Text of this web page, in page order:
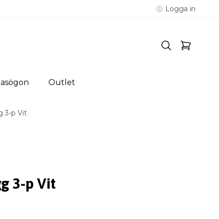
Logga in
Outlet
3-p Vit
3-p Vit